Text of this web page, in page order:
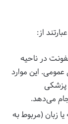
از:
در ناحیه
این موارد
پزشکی
می‌دهد.
زبان (مربوط به